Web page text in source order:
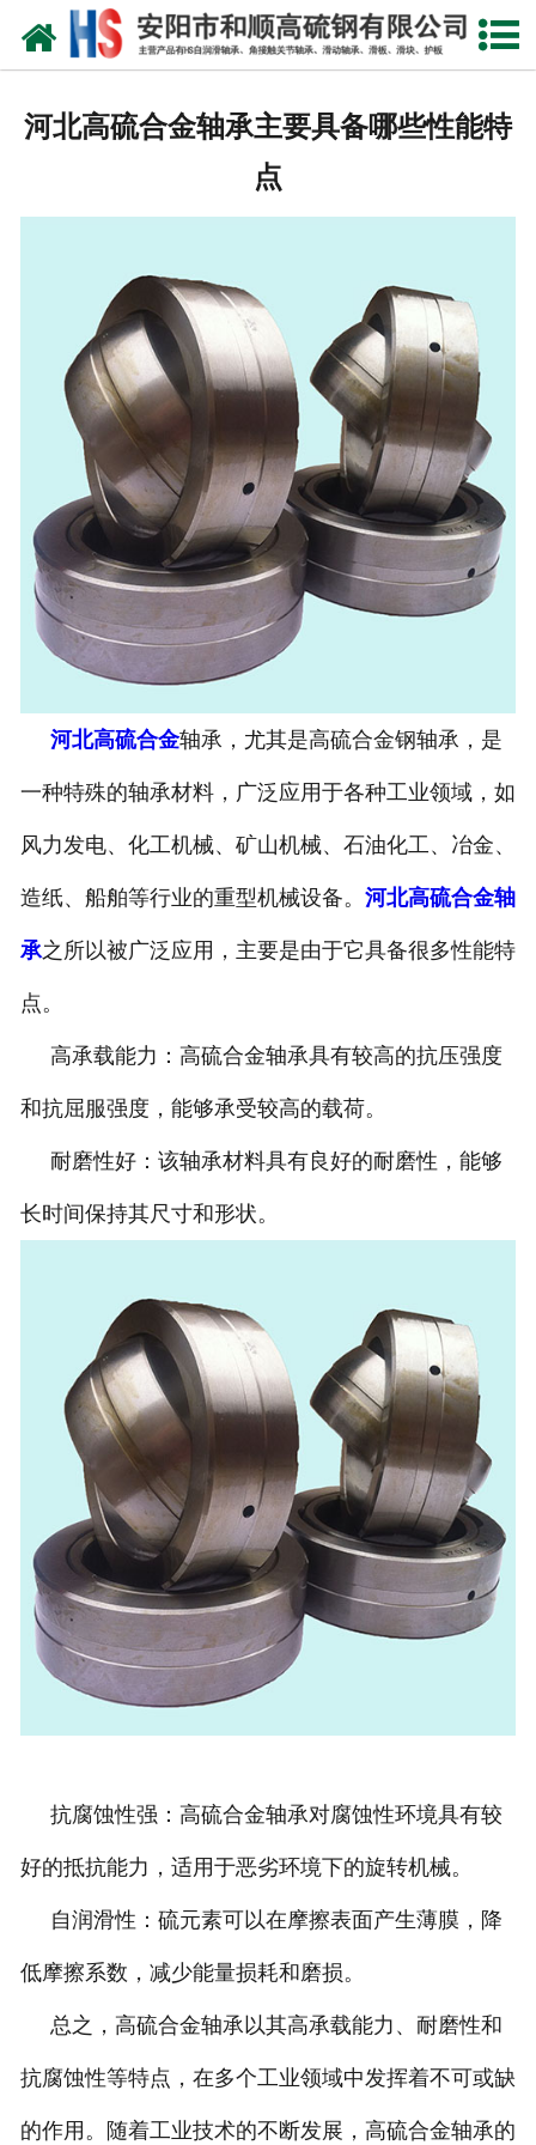
网站首页
新闻中心
技术参数
业绩证明
联系我们
河北高硫合金轴承主要具备哪些性能特
点
河北高硫合金轴承，尤其是高硫合金钢轴承，是
一种特殊的轴承材料，广泛应用于各种工业领域，如
风力发电、化工机械、矿山机械、石油化工、冶金、
造纸、船舶等行业的重型机械设备。 河北高硫合金轴
承之所以被广泛应用，主要是由于它具备很多性能特
点。
高承载能力：高硫合金轴承具有较高的抗压强度
和抗屈服强度，能够承受较高的载荷。
耐磨性好：该轴承材料具有良好的耐磨性，能够
长时间保持其尺寸和形状。
抗腐蚀性强：高硫合金轴承对腐蚀性环境具有较
好的抵抗能力，适用于恶劣环境下的旋转机械。
自润滑性：硫元素可以在摩擦表面产生薄膜，降
低摩擦系数，减少能量损耗和磨损。
总之，高硫合金轴承以其高承载能力、耐磨性和
抗腐蚀性等特点，在多个工业领域中发挥着不可或缺
的作用。随着工业技术的不断发展，高硫合金轴承的